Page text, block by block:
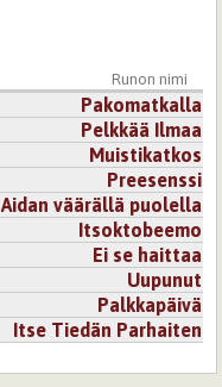
Runon nimi
Pakomatkalla
Pelkkää Ilmaa
Muistikatkos
Preesenssi
Aidan väärällä puolella
Itsoktobeemo
Ei se haittaa
Uupunut
Palkkapäivä
Itse Tiedän Parhaiten